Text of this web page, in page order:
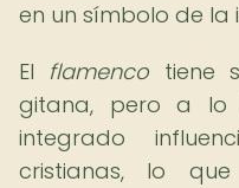
en un símbolo de
El flamenco tiene
gitana, pero a lo
integrado
cristianas, lo